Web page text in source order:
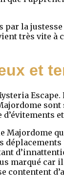
la
très vite
et
Majordome
marqué
contentent